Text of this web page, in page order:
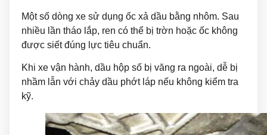
Một số dòng xe sử dụng ốc xả dầu bằng nhôm. Sau
nhiều lần tháo lắp, ren có thể bị trờn hoặc ốc không
được siết đúng lực tiêu chuẩn.
Khi xe vận hành, dầu hộp số bị văng ra ngoài, dễ bị
nhầm lẫn với chảy dầu phớt láp nếu không kiểm tra
kỹ.